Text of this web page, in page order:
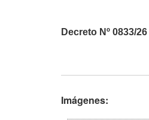
Decreto Nº 0833/26
Imágenes: